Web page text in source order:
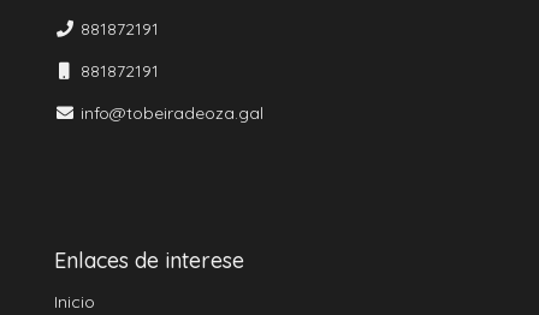
881872191
881872191
info@tobeiradeoza.gal
Enlaces de interese
Inicio